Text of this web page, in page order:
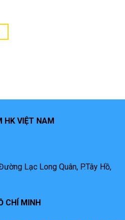
HK VIỆT NAM
Lạc Long Quân, P.Tây Hồ,
CHÍ MINH